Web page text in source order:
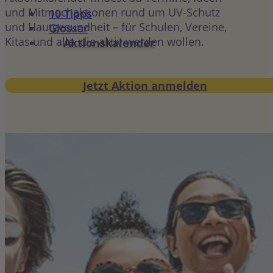
10 Tipps
Glossar
Aktionskalender
und Mitmachaktionen rund um UV-Schutz
und Hautgesundheit – für Schulen, Vereine,
Kitas und alle, die aktiv werden wollen.
Jetzt Aktion anmelden